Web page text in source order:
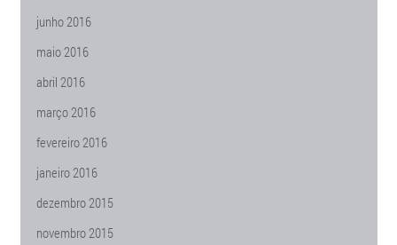
junho 2016
maio 2016
abril 2016
março 2016
fevereiro 2016
janeiro 2016
dezembro 2015
novembro 2015